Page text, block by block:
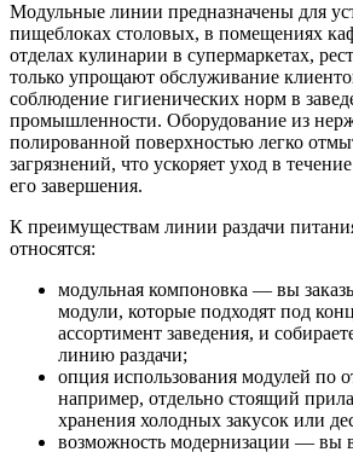
Модульные линии предназначены для
пищеблоках столовых, в помещениях
отделах кулинарии в супермаркетах,
только упрощают обслуживание
соблюдение гигиенических норм в
промышленности. Оборудование из
полированной поверхностью легко
загрязнений, что ускоряет уход в
его завершения.
К преимуществам линии раздачи
относятся:
модульная компоновка — вы
модули, которые подходят под
ассортимент заведения, и
линию раздачи;
опция использования модулей по
например, отдельно стоящий
хранения холодных закусок или
возможность модернизации — вы